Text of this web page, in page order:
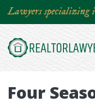
Skip
to
content
Lawyers specializing
Four